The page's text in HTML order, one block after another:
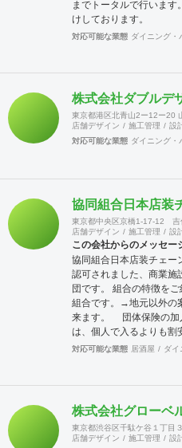
までトータルで行います
けしております。
対応可能な業態 ダイニング・
株式会社ダブルデ
東京都港区北青山2ー12ー20
店舗デザイン
施工管理
設
対応可能な業態 ダイニング・
協同組合日本店装
東京都中央区京橋1-17-12 吉
店舗デザイン
施工管理 設
この会社からのメッセー
協同組合日本店装チェー
認可されました、商業施
団です。 組合の特徴を
組合です。→地元以外の
来ます。 団体保険の加
は、個人で入るよりも
訪問活動（クリニック
より新規開拓の期待が持
在する会員が組織的に活
で、会員企業が増えれば
ちな建設業界に於いて、
対応可能な業態 居酒屋 ダイ
株式会社グローベ
東京都渋谷区千駄ケ谷１丁目
店舗デザイン
施工管理
設